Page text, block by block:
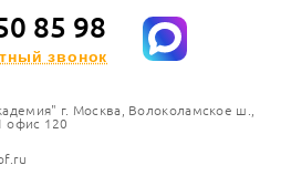
85 98
звонок
г. Москва, Волоколамское ш.,
офис 120